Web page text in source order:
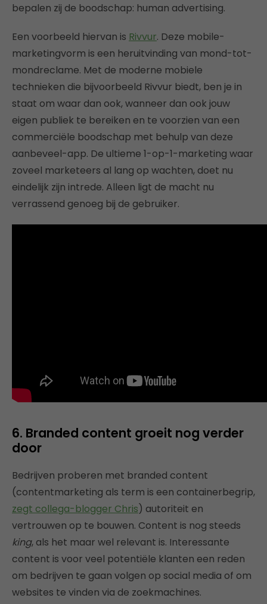
bepalen zij de boodschap: human advertising.
Een voorbeeld hiervan is Rivvur. Deze mobile-
marketingvorm is een heruitvinding van mond-tot-
mondreclame. Met de moderne mobiele
technieken die bijvoorbeeld Rivvur biedt, ben je in
staat om waar dan ook, wanneer dan ook jouw
eigen publiek te bereiken en te voorzien van een
commerciële boodschap met behulp van deze
aanbeveel-app. De ultieme 1-op-1-marketing waar
zoveel marketeers al lang op wachten, doet nu
eindelijk zijn intrede. Alleen ligt de macht nu
verrassend genoeg bij de gebruiker.
6. Branded content groeit nog verder
door
Bedrijven proberen met branded content
(contentmarketing als term is een containerbegrip,
zegt collega-blogger Chris) autoriteit en
vertrouwen op te bouwen. Content is nog steeds
king, als het maar wel relevant is. Interessante
content is voor veel potentiële klanten een reden
om bedrijven te gaan volgen op social media of om
websites te vinden via de zoekmachines.